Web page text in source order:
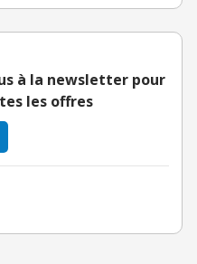
à la newsletter pour
les offres